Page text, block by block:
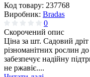
Код товару: 237768
Виробник: Bradas
0
Скорочений опис
Ціна за шт. Садовий дріт
різноманітних рослин
забезпечує надійну
не ржавіє....